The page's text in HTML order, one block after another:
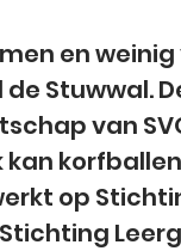
en
Stuwwal.
van
op